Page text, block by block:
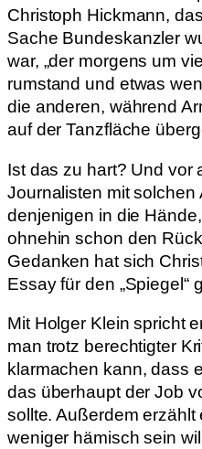
Christoph Hickmann,
Sache Bundeskanzler
war, „der morgens um
rumstand und etwas
die anderen, während
auf der Tanzfläche
Ist das zu hart? Und vor
Journalisten mit
denjenigen in die
ohnehin schon den
Gedanken hat sich
Essay für den „Spiegel“
Mit Holger Klein spricht
man trotz berechtigter
klarmachen kann, dass
das überhaupt der Job
sollte. Außerdem erzählt
weniger hämisch sein